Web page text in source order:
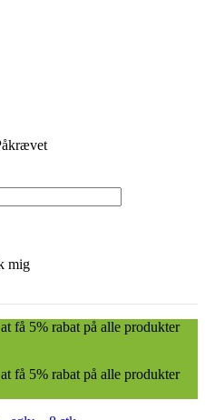
mig
få 5% rabat på alle produkter
få 5% rabat på alle produkter